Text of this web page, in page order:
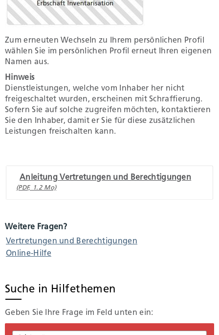
Zum erneuten Wechseln zu Ihrem persönlichen Profil
wählen Sie im persönlichen Profil erneut Ihren eigenen
Namen aus.
Hinweis
Dienstleistungen, welche vom Inhaber her nicht
freigeschaltet wurden, erscheinen mit Schraffierung.
Sofern Sie auf solche zugreifen möchten, kontaktieren
Sie den Inhaber, damit er Sie für diese zusätzlichen
Leistungen freischalten kann.
Anleitung Vertretungen und Berechtigungen
(PDF, 1.2 Mo)
Weitere Fragen?
Vertretungen und Berechtigungen
Online-Hilfe
Suche in Hilfethemen
Geben Sie Ihre Frage im Feld unten ein: